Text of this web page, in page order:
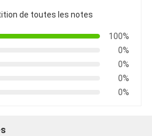
de toutes les notes
100%
0%
0%
0%
0%